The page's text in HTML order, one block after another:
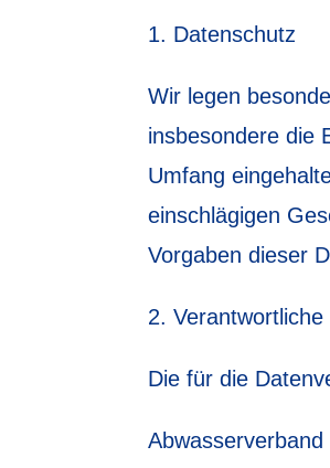
Datenschutz
Wir legen
insbesondere die
Umfang
einschlägigen
Vorgaben dieser
Verantwortliche
Die für die